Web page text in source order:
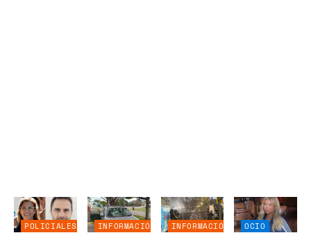
POLICIALES
INFORMACIÓN
INFORMACIÓN
OCIO